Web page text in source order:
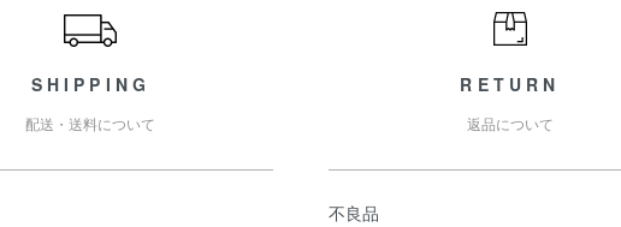
SHIPPING
配送・送料について
RETURN
返品について
不良品